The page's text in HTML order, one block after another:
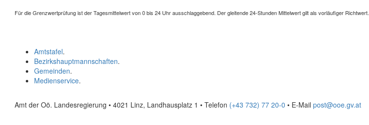
Für die Grenzwertprüfung ist der Tagesmittelwert von 0 bis 24 Uhr ausschlaggebend. Der gleitende 24-Stunden Mittelwert gilt als vorläufiger Richtwert.
Amtstafel.
Bezirkshauptmannschaften.
Gemeinden.
Medienservice.
Amt der Oö. Landesregierung • 4021 Linz, Landhausplatz 1 • Telefon (+43 732) 77 20-0 • E-Mail post@ooe.gv.at